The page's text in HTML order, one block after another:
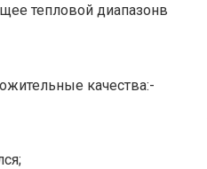
тепловой диапазонв
качества:-